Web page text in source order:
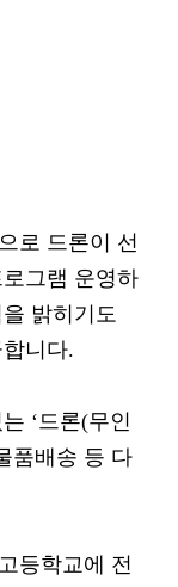
로 드론이 선
그램 운영하
밝히기도
니다.
‘드론(무인
품배송 등 다
등학교에 전